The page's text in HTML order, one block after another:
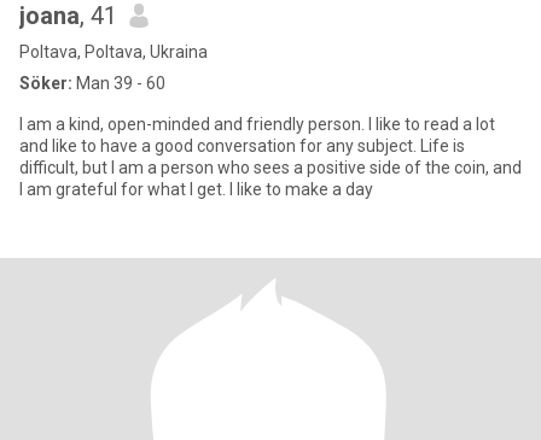
joana, 41
Poltava, Poltava, Ukraina
Söker: Man 39 - 60
I am a kind, open-minded and friendly person. I like to read a lot
and like to have a good conversation for any subject. Life is
difficult, but I am a person who sees a positive side of the coin, and
I am grateful for what I get. I like to make a day